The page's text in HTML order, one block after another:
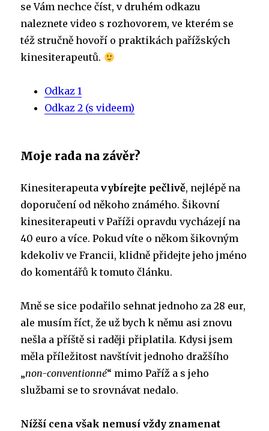
se Vám nechce číst, v druhém odkazu
naleznete video s rozhovorem, ve kterém se
též stručně hovoří o praktikách pařížských
kinesiterapeutů.
Odkaz 1
Odkaz 2 (s videem)
Moje rada na závěr?
Kinesiterapeutavybírejte pečlivě, nejlépě na
doporučení od někoho známého. Šikovní
kinesiterapeuti v Paříži opravdu vycházejí na
40 euro a více. Pokud víte o někom šikovným
kdekoliv ve Francii, klidně přidejte jeho jméno
do komentářů k tomuto článku.
Mně se sice podařilo sehnat jednoho za 28 eur,
ale musím říct, že už bych k němu asi znovu
nešla a příště si raději připlatila. Kdysi jsem
měla příležitost navštívit jednoho dražšího
„non-conventionné“ mimo Paříž a s jeho
službami se to srovnávat nedalo.
Nížší cena však nemusí vždy znamenat